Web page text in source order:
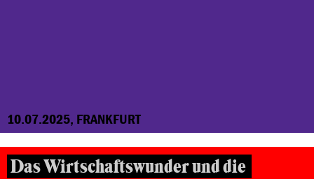
10.07.2025, FRANKFURT
Das Wirtschaftswunder und die